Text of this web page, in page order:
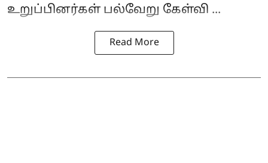
உறுப்பினர்கள் பல்வேறு கேள்வி ...
Read More